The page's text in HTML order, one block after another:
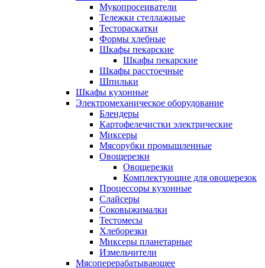
Мукопросеиватели
Тележки стеллажные
Тестораскатки
Формы хлебные
Шкафы пекарские
Шкафы пекарские
Шкафы расстоечные
Шпильки
Шкафы кухонные
Электромеханическое оборудование
Блендеры
Картофелечистки электрические
Миксеры
Мясорубки промышленные
Овощерезки
Овощерезки
Комплектующие для овощерезок
Процессоры кухонные
Слайсеры
Соковыжималки
Тестомесы
Хлеборезки
Миксеры планетарные
Измельчители
Мясоперерабатывающее